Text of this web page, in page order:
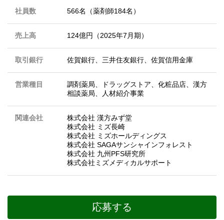
社員数 566名（薬剤師184名）
売上高 124億円（2025年7月期）
取引銀行 佐賀銀行、三井住友銀行、佐賀信用金庫
営業種目
調剤薬局、ドラッグストア、化粧品店、漢方
相談薬局、人材紹介事業
関連会社
株式会社 漢方みず堂
株式会社 ミズ長崎
株式会社 ミズホールディングス
株式会社 SAGAサンシャインフォレスト
株式会社 九州PFS研究所
株式会社ミズメディカルサポート
応募する